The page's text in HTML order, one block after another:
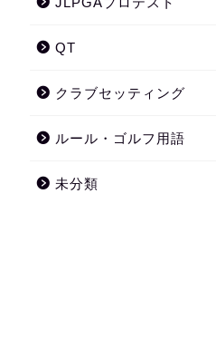
QT
クラブセッティング
ルール・ゴルフ用語
未分類